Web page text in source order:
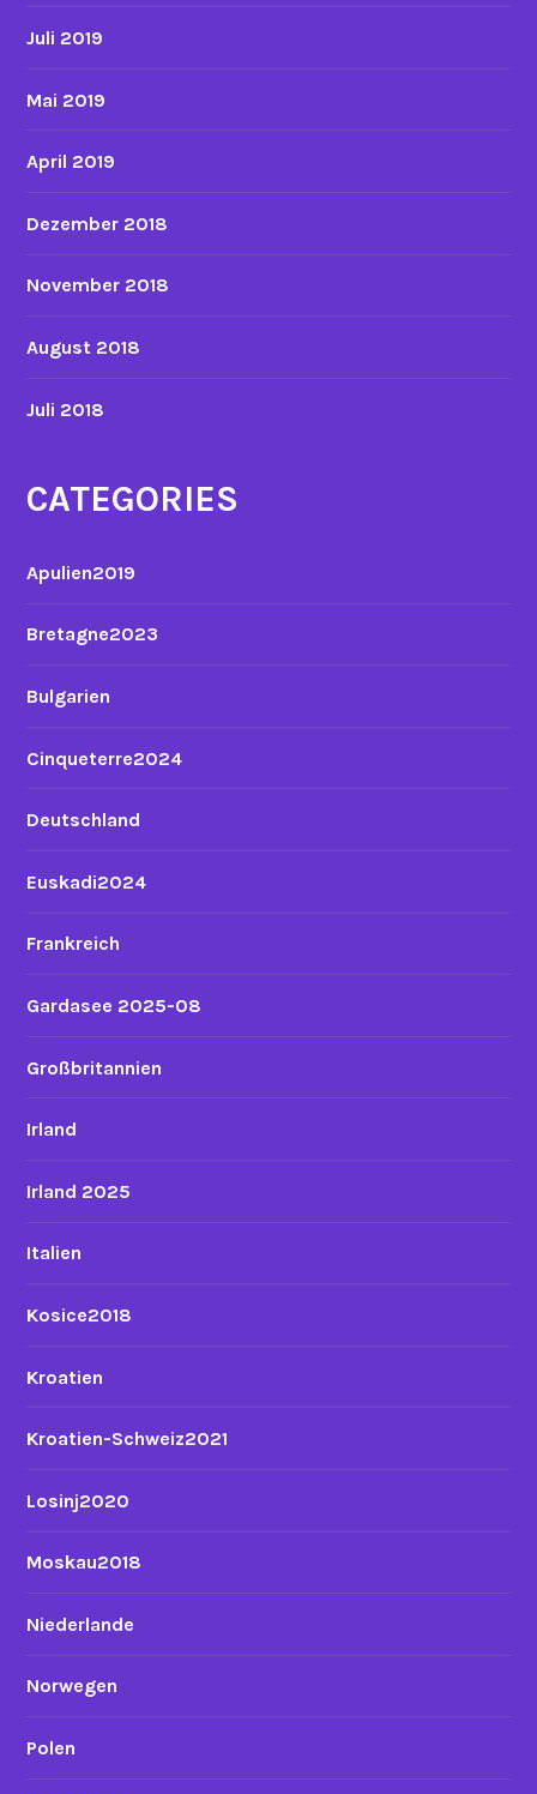
Juli 2019
Mai 2019
April 2019
Dezember 2018
November 2018
August 2018
Juli 2018
CATEGORIES
Apulien2019
Bretagne2023
Bulgarien
Cinqueterre2024
Deutschland
Euskadi2024
Frankreich
Gardasee 2025-08
Großbritannien
Irland
Irland 2025
Italien
Kosice2018
Kroatien
Kroatien-Schweiz2021
Losinj2020
Moskau2018
Niederlande
Norwegen
Polen